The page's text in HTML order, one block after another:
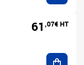
61 ,07€ HT